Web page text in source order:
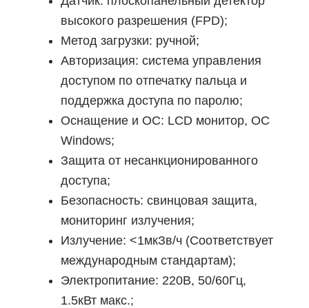
высокого разрешения (FPD);
Метод загрузки: ручной;
Авторизация: система управления
доступом по отпечатку пальца и
поддержка доступа по паролю;
Оснащение и ОС: LCD монитор, ОС
Windows;
Защита от несанкционированного
доступа;
Безопасность: свинцовая защита,
мониторинг излучения;
Излучение: <1мкЗв/ч (Соответствует
международным стандартам);
Электропитание: 220В, 50/60Гц,
1.5кВт макс.;